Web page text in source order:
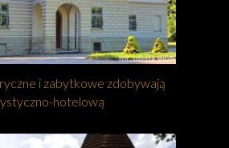
i zabytkowe zdobywają
hotelową